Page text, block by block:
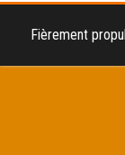
Fièrement